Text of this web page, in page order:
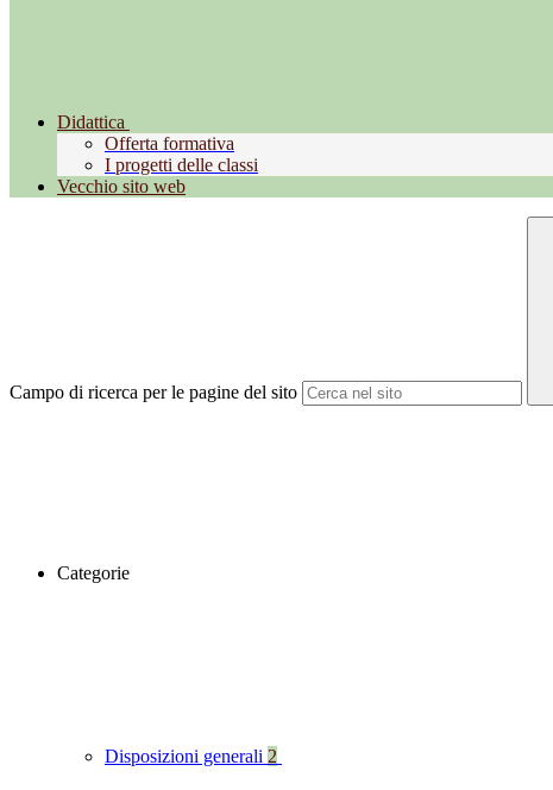
Didattica
Offerta formativa
I progetti delle classi
Vecchio sito web
Campo di ricerca per le pagine del sito
Categorie
Disposizioni generali 2